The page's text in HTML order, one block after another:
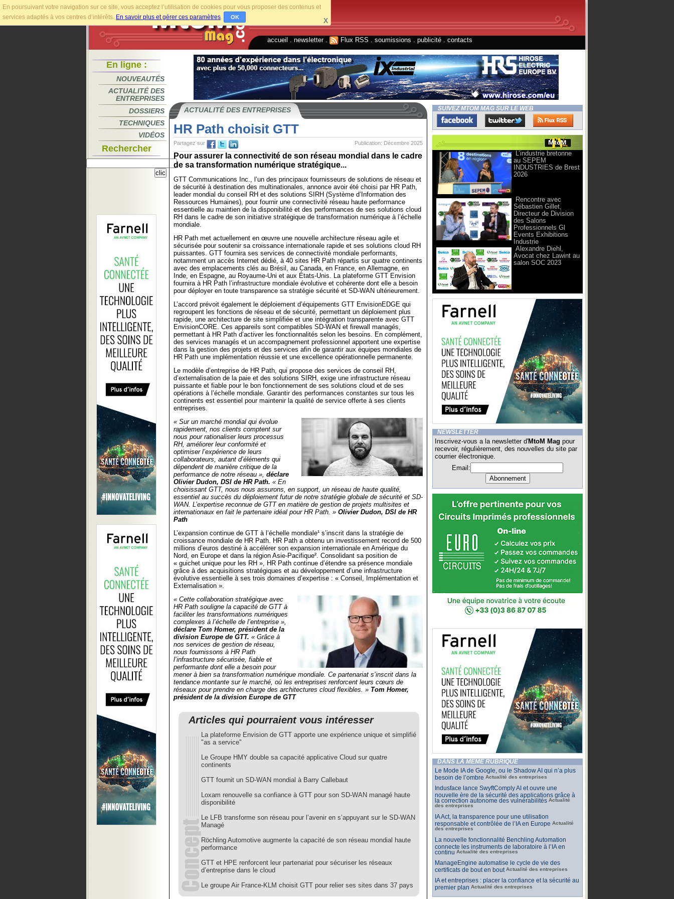
En poursuivant votre navigation sur ce site, vous acceptez l’utilisation de cookies pour vous proposer des contenus et
services adaptés à vos centres d’intérêts. En savoir plus et gérer ces paramètres. OK X
accueil newsletter. Flux RSS soumissions publicité contacts
En ligne :
NOUVEAUTÉS
ACTUALITÉ DES
ENTREPRISES
DOSSIERS
TECHNIQUES
VIDÉOS
Rechercher
ACTUALITÉ DES ENTREPRISES
HR Path choisit GTT
Publication: Décembre 2025
Partagez sur
Pour assurer la connectivité de son réseau mondial dans le cadre
de sa transformation numérique stratégique...
GTT Communications Inc., l’un des principaux fournisseurs de solutions de réseau et
de sécurité à destination des multinationales, annonce avoir été choisi par HR Path,
leader mondial du conseil RH et des solutions SIRH (Système d’Information des
Ressources Humaines), pour fournir une connectivité réseau haute performance
essentielle au maintien de la disponibilité et des performances de ses solutions cloud
RH dans le cadre de son initiative stratégique de transformation numérique à l’échelle
mondiale.
HR Path met actuellement en œuvre une nouvelle architecture réseau agile et
sécurisée pour soutenir sa croissance internationale rapide et ses solutions cloud RH
puissantes. GTT fournira ses services de connectivité mondiale performants,
notamment un accès Internet dédié, à 40 sites HR Path répartis sur quatre continents
avec des emplacements clés au Brésil, au Canada, en France, en Allemagne, en
Inde, en Espagne, au Royaume-Uni et aux États-Unis. La plateforme GTT Envision
fournira à HR Path l’infrastructure mondiale évolutive et cohérente dont elle a besoin
pour déployer en toute transparence sa stratégie sécurité et SD-WAN ultérieurement.
L’accord prévoit également le déploiement d’équipements GTT EnvisionEDGE qui
regroupent les fonctions de réseau et de sécurité, permettant un déploiement plus
rapide, une architecture de site simplifiée et une intégration transparente avec GTT
EnvisionCORE. Ces appareils sont compatibles SD-WAN et firewall managés,
permettant à HR Path d’activer les fonctionnalités selon les besoins. En complément,
des services managés et un accompagnement professionnel apportent une expertise
dans la gestion des projets et des services afin de garantir aux équipes mondiales de
HR Path une implémentation réussie et une excellence opérationnelle permanente.
Le modèle d’entreprise de HR Path, qui propose des services de conseil RH,
d’externalisation de la paie et des solutions SIRH, exige une infrastructure réseau
puissante et fiable pour le bon fonctionnement de ses solutions cloud et de ses
opérations à l’échelle mondiale. Garantir des performances constantes sur tous les
continents est essentiel pour maintenir la qualité de service offerte à ses clients
entreprises.
« Sur un marché mondial qui évolue
rapidement, nos clients comptent sur
nous pour rationaliser leurs processus
RH, améliorer leur conformité et
optimiser l’expérience de leurs
collaborateurs, autant d’éléments qui
dépendent de manière critique de la
performance de notre réseau », déclare
Olivier Dudon, DSI de HR Path. « En
choisissant GTT, nous nous assurons, en support, un réseau de haute qualité,
essentiel au succès du déploiement futur de notre stratégie globale de sécurité et SD-
WAN. L’expertise reconnue de GTT en matière de gestion de projets multisites et
internationaux en fait le partenaire idéal pour HR Path. » Olivier Dudon, DSI de HR
Path
L’expansion continue de GTT à l’échelle mondiale¹ s’inscrit dans la stratégie de
croissance mondiale de HR Path. HR Path a obtenu un investissement record de 500
millions d’euros destiné à accélérer son expansion internationale en Amérique du
Nord, en Europe et dans la région Asie-Pacifique². Consolidant sa position de
« guichet unique pour les RH », HR Path continue d’étendre sa présence mondiale
grâce à des acquisitions stratégiques et au développement d’une infrastructure
évolutive essentielle à ses trois domaines d’expertise : « Conseil, Implémentation et
Externalisation ».
« Cette collaboration stratégique avec
HR Path souligne la capacité de GTT à
faciliter les transformations numériques
complexes à l’échelle de l’entreprise »,
déclare Tom Homer, président de la
division Europe de GTT. « Grâce à
nos services de gestion de réseau,
nous fournissons à HR Path
l’infrastructure sécurisée, fiable et
performante dont elle a besoin pour
mener à bien sa transformation numérique mondiale. Ce partenariat s’inscrit dans la
tendance montante sur le marché, où les entreprises renforcent leurs cœurs de
réseaux pour prendre en charge des architectures cloud flexibles. » Tom Homer,
président de la division Europe de GTT
Articles qui pourraient vous intéresser
La plateforme Envision de GTT apporte une expérience unique et simplifié
"as a service"
Le Groupe HMY double sa capacité applicative Cloud sur quatre
continents
GTT fournit un SD-WAN mondial à Barry Callebaut
Loxam renouvelle sa confiance à GTT pour son SD-WAN managé haute
disponibilité
Le LFB transforme son réseau pour l’avenir en s’appuyant sur le SD-WAN
Managé
Röchling Automotive augmente la capacité de son réseau mondial haute
performance
GTT et HPE renforcent leur partenariat pour sécuriser les réseaux
d’entreprise dans le cloud
Le groupe Air France-KLM choisit GTT pour relier ses sites dans 37 pays
SUIVEZ MTOM MAG SUR LE WEB
L’industrie bretonne
au SEPEM
INDUSTRIES de Brest
2026
Rencontre avec
Sébastien Gillet,
Directeur de Division
des Salons
Professionnels Gl
Events Exhibitions
Industrie
Alexandre Diehl,
Avocat chez Lawint au
salon SOC 2023
NEWSLETTER
Inscrivez-vous a la newsletter d'MtoM Mag pour
recevoir, régulièrement, des nouvelles du site par
courrier électronique.
Email:
DANS LA MÊME RUBRIQUE
Le Mode IA de Google, ou le Shadow AI qui n’a plus
besoin de l’ombre Actualité des entreprises
Indusface lance SwyftComply AI et ouvre une
nouvelle ère de la sécurité des applications grâce à
la correction autonome des vulnérabilités Actualité
des entreprises
IA Act, la transparence pour une utilisation
responsable et contrôlée de l’IA en Europe Actualité
des entreprises
La nouvelle fonctionnalité Benchling Automation
connecte les instruments de laboratoire à l’IA en
continu Actualité des entreprises
ManageEngine automatise le cycle de vie des
certificats de bout en bout Actualité des entreprises
IA et entreprises : placer la confiance et la sécurité au
premier plan Actualité des entreprises